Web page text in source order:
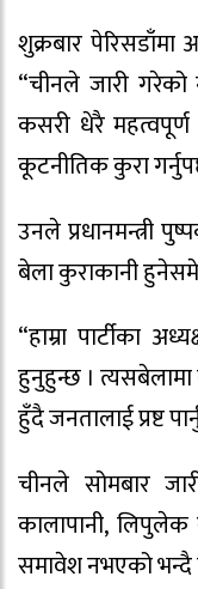
शुक्रबार
“चीनले जारी
कसरी धेरै
कूटनीतिक कुरा
उनले प्रधानमन्त्री
बेला कुराकानी
“हाम्रा पार्टीका
हुनुहुन्छ । त्यसबेलामा
हुँदै जनतालाई प्रष्ट
चीनले सोमबार
कालापानी, लिपुलेक
समावेश नभएको भन्दै